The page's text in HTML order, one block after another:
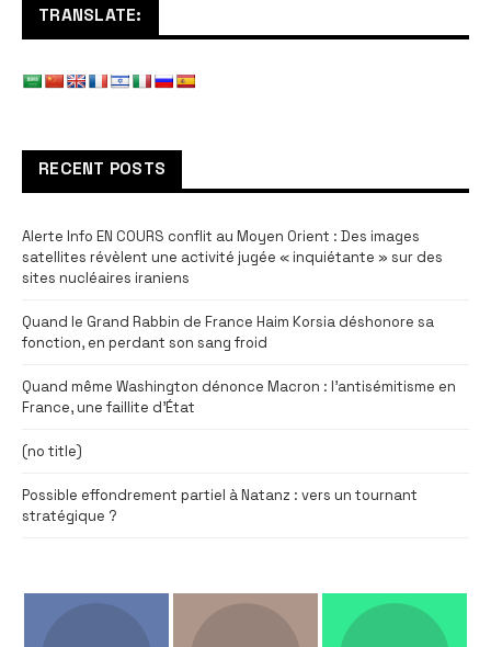
TRANSLATE:
RECENT POSTS
Alerte Info EN COURS conflit au Moyen Orient : Des images
satellites révèlent une activité jugée « inquiétante » sur des
sites nucléaires iraniens
Quand le Grand Rabbin de France Haim Korsia déshonore sa
fonction, en perdant son sang froid
Quand même Washington dénonce Macron : l’antisémitisme en
France, une faillite d’État
(no title)
Possible effondrement partiel à Natanz : vers un tournant
stratégique ?